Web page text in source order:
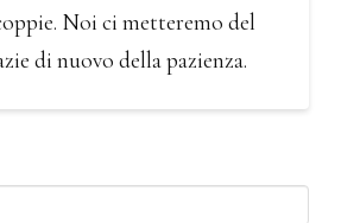
Noi ci metteremo del
di nuovo della pazienza.